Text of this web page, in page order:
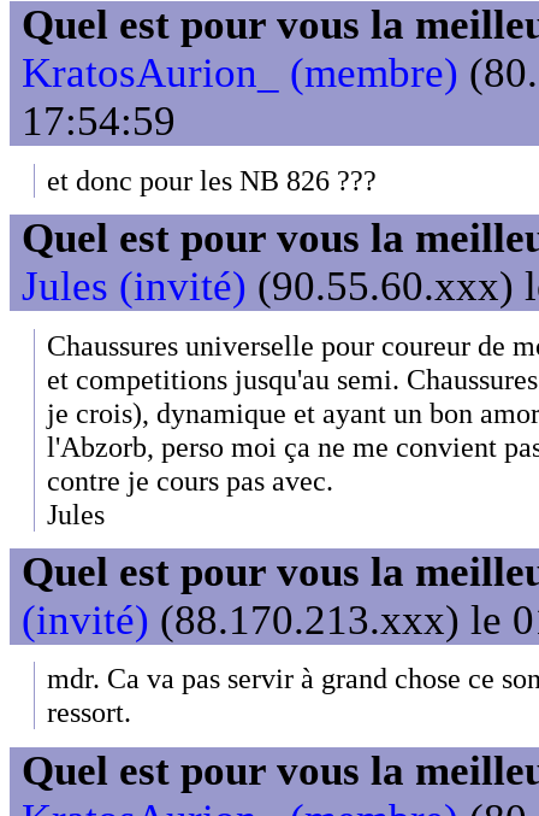
Quel est pour vous la
KratosAurion_ (membre)
17:54:59
et donc pour les NB 826 ???
Quel est pour vous la
Jules (invité) (90.55.60.xxx)
Chaussures universelle pour coureur de
et competitions jusqu'au semi.
je crois), dynamique et ayant un bon
l'Abzorb, perso moi ça ne me convient
contre je cours pas avec.
Jules
Quel est pour vous la
(invité) (88.170.213.xxx) le
mdr. Ca va pas servir à grand chose ce
ressort.
Quel est pour vous la